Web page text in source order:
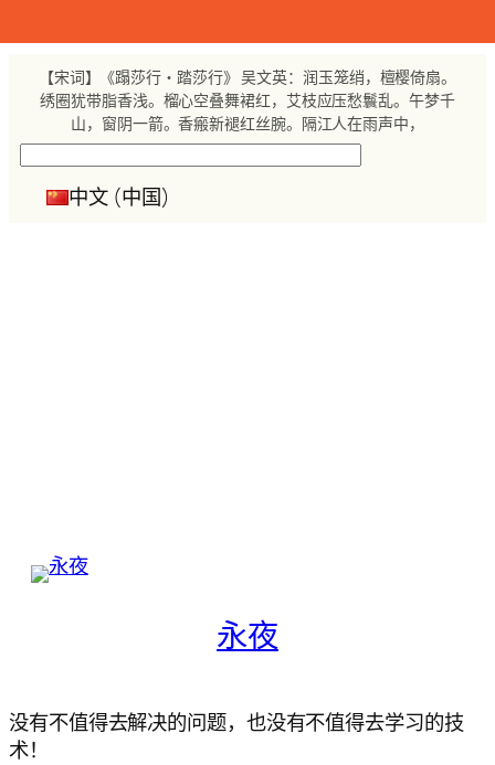
至
【宋词】《蹋莎行・踏莎行》 吴文英：润玉笼绡，檀樱倚扇。
绣圈犹带脂香浅。榴心空叠舞裙红，艾枝应压愁鬟乱。午梦千
山，窗阴一箭。香瘢新褪红丝腕。隔江人在雨声中，
中文 (中国)
永夜
没有不值得去解决的问题，也没有不值得去学习的技
术！